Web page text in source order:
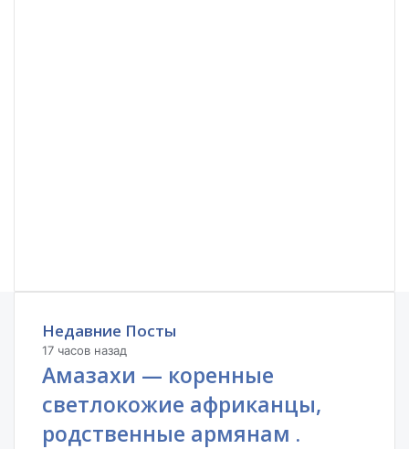
Недавние Посты
17 часов назад
Амазахи — коренные
светлокожие африканцы,
родственные армянам .